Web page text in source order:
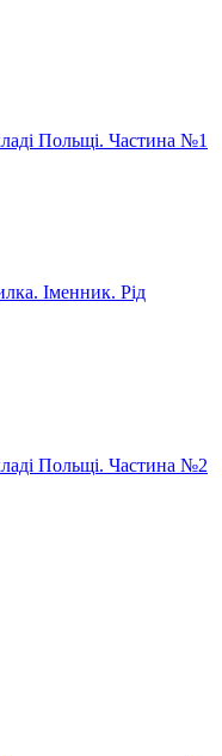
Польщі. Частина №1
Іменник. Рід
Польщі. Частина №2